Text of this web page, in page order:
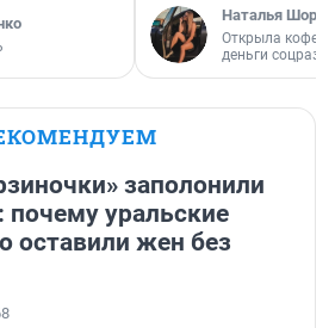
Наталья
Открыла
деньги
заполонили
почему уральские
оставили жен без